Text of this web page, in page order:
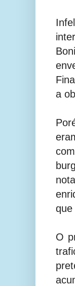
a
que
O